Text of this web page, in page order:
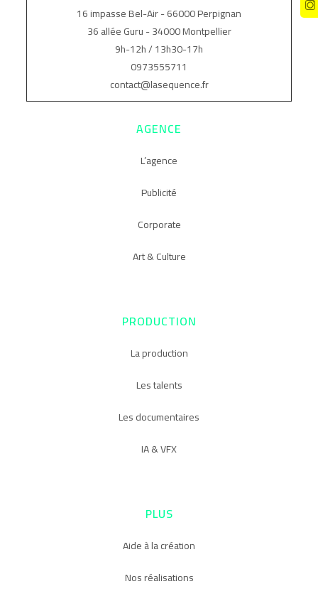
16 impasse Bel-Air - 66000 Perpignan
36 allée Guru - 34000 Montpellier
9h-12h / 13h30-17h
0973555711
contact@lasequence.fr
AGENCE
L’agence
Publicité
Corporate
Art & Culture
PRODUCTION
La production
Les talents
Les documentaires
IA & VFX
PLUS
Aide à la création
Nos réalisations